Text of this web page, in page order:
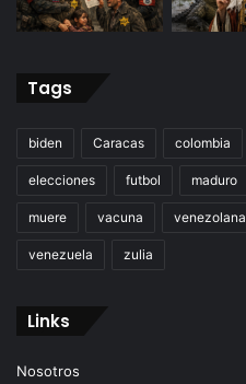
Tags
biden Caracas colombia
elecciones futbol maduro
muere vacuna venezolana
venezuela zulia
Links
Nosotros